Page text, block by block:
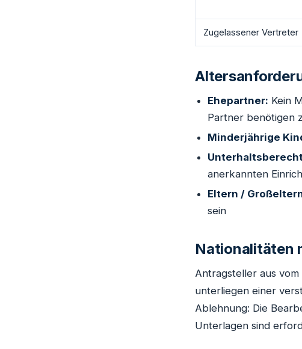
Zugelassener Vertreter
Ehepartner: Kein
Partner benötigen
Minderjährige
anerkannten
Eltern /
sein
Nationalitäten
Antragsteller aus
unterliegen einer
Ablehnung: Die
Unterlagen sind